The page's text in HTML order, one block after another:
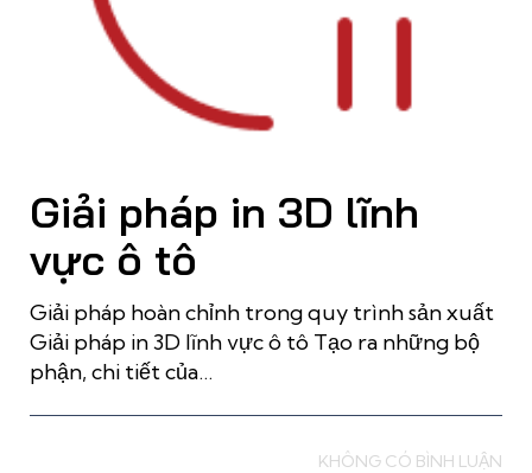
Giải pháp in 3D lĩnh
vực ô tô
Giải pháp hoàn chỉnh trong quy trình sản xuất
Giải pháp in 3D lĩnh vực ô tô Tạo ra những bộ
phận, chi tiết của…
KHÔNG CÓ BÌNH LUẬN